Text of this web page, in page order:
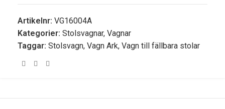
Artikelnr: VG16004A
Kategorier: Stolsvagnar, Vagnar
Taggar: Stolsvagn, Vagn Ark, Vagn till fällbara stolar